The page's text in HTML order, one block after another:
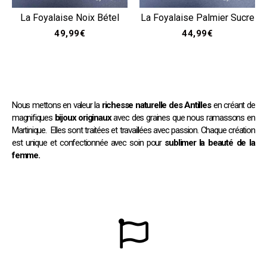
La Foyalaise Noix Bétel
49,99€
La Foyalaise Palmier Sucre
44,99€
Nous mettons en valeur la richesse naturelle des Antillesen créant de
magnifiques bijoux originauxavec des graines que nous ramassons en
Martinique. Elles sont traitées et travaillées avec passion. Chaque création
est unique et confectionnée avec soin pour sublimer la beauté de la
femme.